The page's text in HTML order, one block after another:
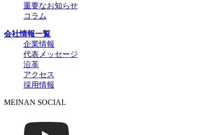
重要なお知らせ
コラム
会社情報一覧
企業情報
代表メッセージ
沿革
アクセス
採用情報
MEINAN SOCIAL